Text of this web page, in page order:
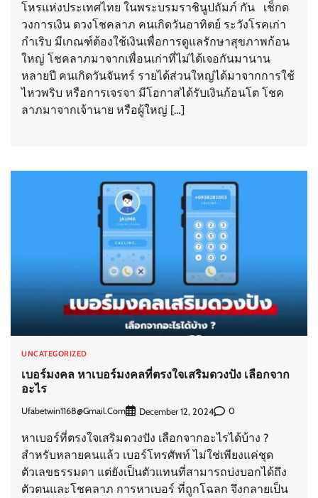
โหรแห่งประเทศไทย ในพระบรมราชินูปถัมภ์ กัน เช็กด
วงการเงิน ดวงโชคลาภ คนเกิดวันอาทิตย์ ระวังโรคเก่า
กำเริบ มีเกณฑ์ต้องใช้เงินเพื่อการดูแลรักษาสุขภาพก้อน
ใหญ่ โชคลาภมาจากเพื่อนเก่าที่ไม่ได้เจอกันมานาน
หลายปี คนเกิดวันจันทร์ รายได้ส่วนใหญ่ได้มาจากการใช้
ไหวพริบ หรือการเจรจา มีโอกาสได้รับเงินก้อนโต โชค
ลาภมาจากเจ้านาย หรือผู้ใหญ่ […]
UNCATEGORIZED
เบอร์มงคล หาเบอร์มงคลที่ตรงใจเสริมดวงปัง เลือกจาก
อะไร
Ufabetwin1168@gmail.com December 12, 2024 0
หาเบอร์ที่ตรงใจเสริมดวงปัง เลือกจากอะไรได้บ้าง ?
สำหรับหลายคนแล้ว เบอร์โทรศัพท์ ไม่ใช่เพียงแค่ชุด
ตัวเลขธรรมดา แต่ยังเป็นตัวแทนที่สามารถบ่งบอกได้ถึง
ตัวตนและโชคลาภ การหาเบอร์ ที่ถูกโฉลก จึงกลายเป็น